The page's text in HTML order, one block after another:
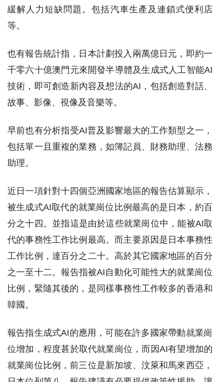
緩解人力短缺問題。包括汽車生產及連鎖式便利店
等。
也有報告統計指，日本計劃投入兩萬億日元，即約一
千零六十億澳門元來開發半導體及生成式人工智能AI
技術，即可創造新內容及想法的AI，包括創造對話、
故事、影像、視像及音樂等。
早前也有分析指受AI普及影響最大的工作類型之一，
包括單一且重複的業務，如簿記員、財務助理、法務
助理。
近日一項針對十四個亞洲國家地區的報告估算顯示，
被生成式AI取代的就業崗位比例最高的是日本，約百
分之十四。並指這是由於這些就業崗位中，能被AI取
代的事務性工作比例最高。而主要原因是日本事務性
工作比例，達百分之二十。高於其它國家地區的百分
之一至十二。報告指被AI自動化可能性大的就業崗位
比例，緊隨其後的，是同樣事務性工作較多的香港和
韓國。
報告指生成式AI的應用，可能在許多國家帶動就業崗
位增加，程度甚於取代就業崗位，而因AI有望增加的
就業崗位比例，前三位是新加坡、汶萊和馬來西亞，